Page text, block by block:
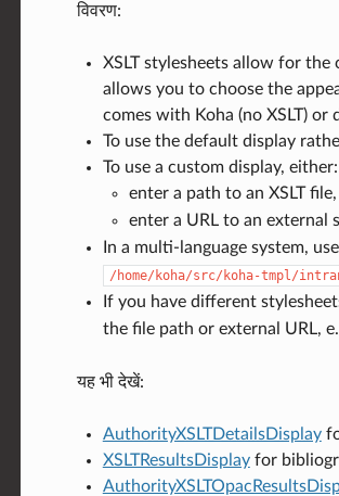
विवरण:
XSLT stylesheets allow for
allows you to choose the
comes with Koha (no XSLT) or
To use the default display
To use a custom display, either:
enter a path to an XSLT file,
enter a URL to an external
In a multi-language system, use
/home/koha/src/koha-tmpl/
If you have different
the file path or external URL,
यह भी देखें:
AuthorityXSLTDetailsDisplay
XSLTResultsDisplayfor